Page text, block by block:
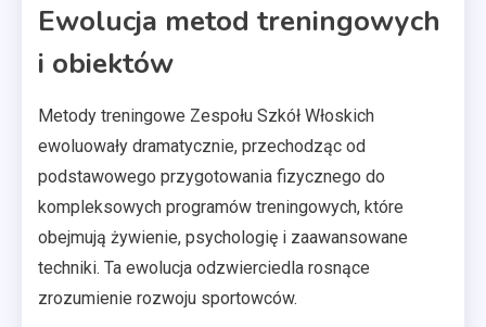
Ewolucja metod treningowych
i obiektów
Metody treningowe Zespołu Szkół Włoskich
ewoluowały dramatycznie, przechodząc od
podstawowego przygotowania fizycznego do
kompleksowych programów treningowych, które
obejmują żywienie, psychologię i zaawansowane
techniki. Ta ewolucja odzwierciedla rosnące
zrozumienie rozwoju sportowców.